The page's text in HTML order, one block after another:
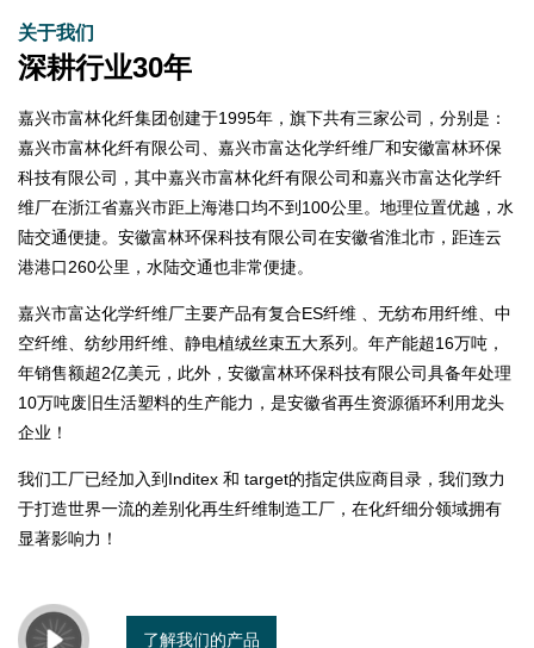
关于我们
深耕行业30年
嘉兴市富林化纤集团创建于1995年，旗下共有三家公司，分别是：
嘉兴市富林化纤有限公司、嘉兴市富达化学纤维厂和安徽富林环保
科技有限公司，其中嘉兴市富林化纤有限公司和嘉兴市富达化学纤
维厂在浙江省嘉兴市距上海港口均不到100公里。地理位置优越，水
陆交通便捷。安徽富林环保科技有限公司在安徽省淮北市，距连云
港港口260公里，水陆交通也非常便捷。
嘉兴市富达化学纤维厂主要产品有复合ES纤维 、无纺布用纤维、中
空纤维、纺纱用纤维、静电植绒丝束五大系列。年产能超16万吨，
年销售额超2亿美元，此外，安徽富林环保科技有限公司具备年处理
10万吨废旧生活塑料的生产能力，是安徽省再生资源循环利用龙头
企业！
我们工厂已经加入到Inditex 和 target的指定供应商目录，我们致力
于打造世界一流的差别化再生纤维制造工厂，在化纤细分领域拥有
显著影响力！
了解我们的产品